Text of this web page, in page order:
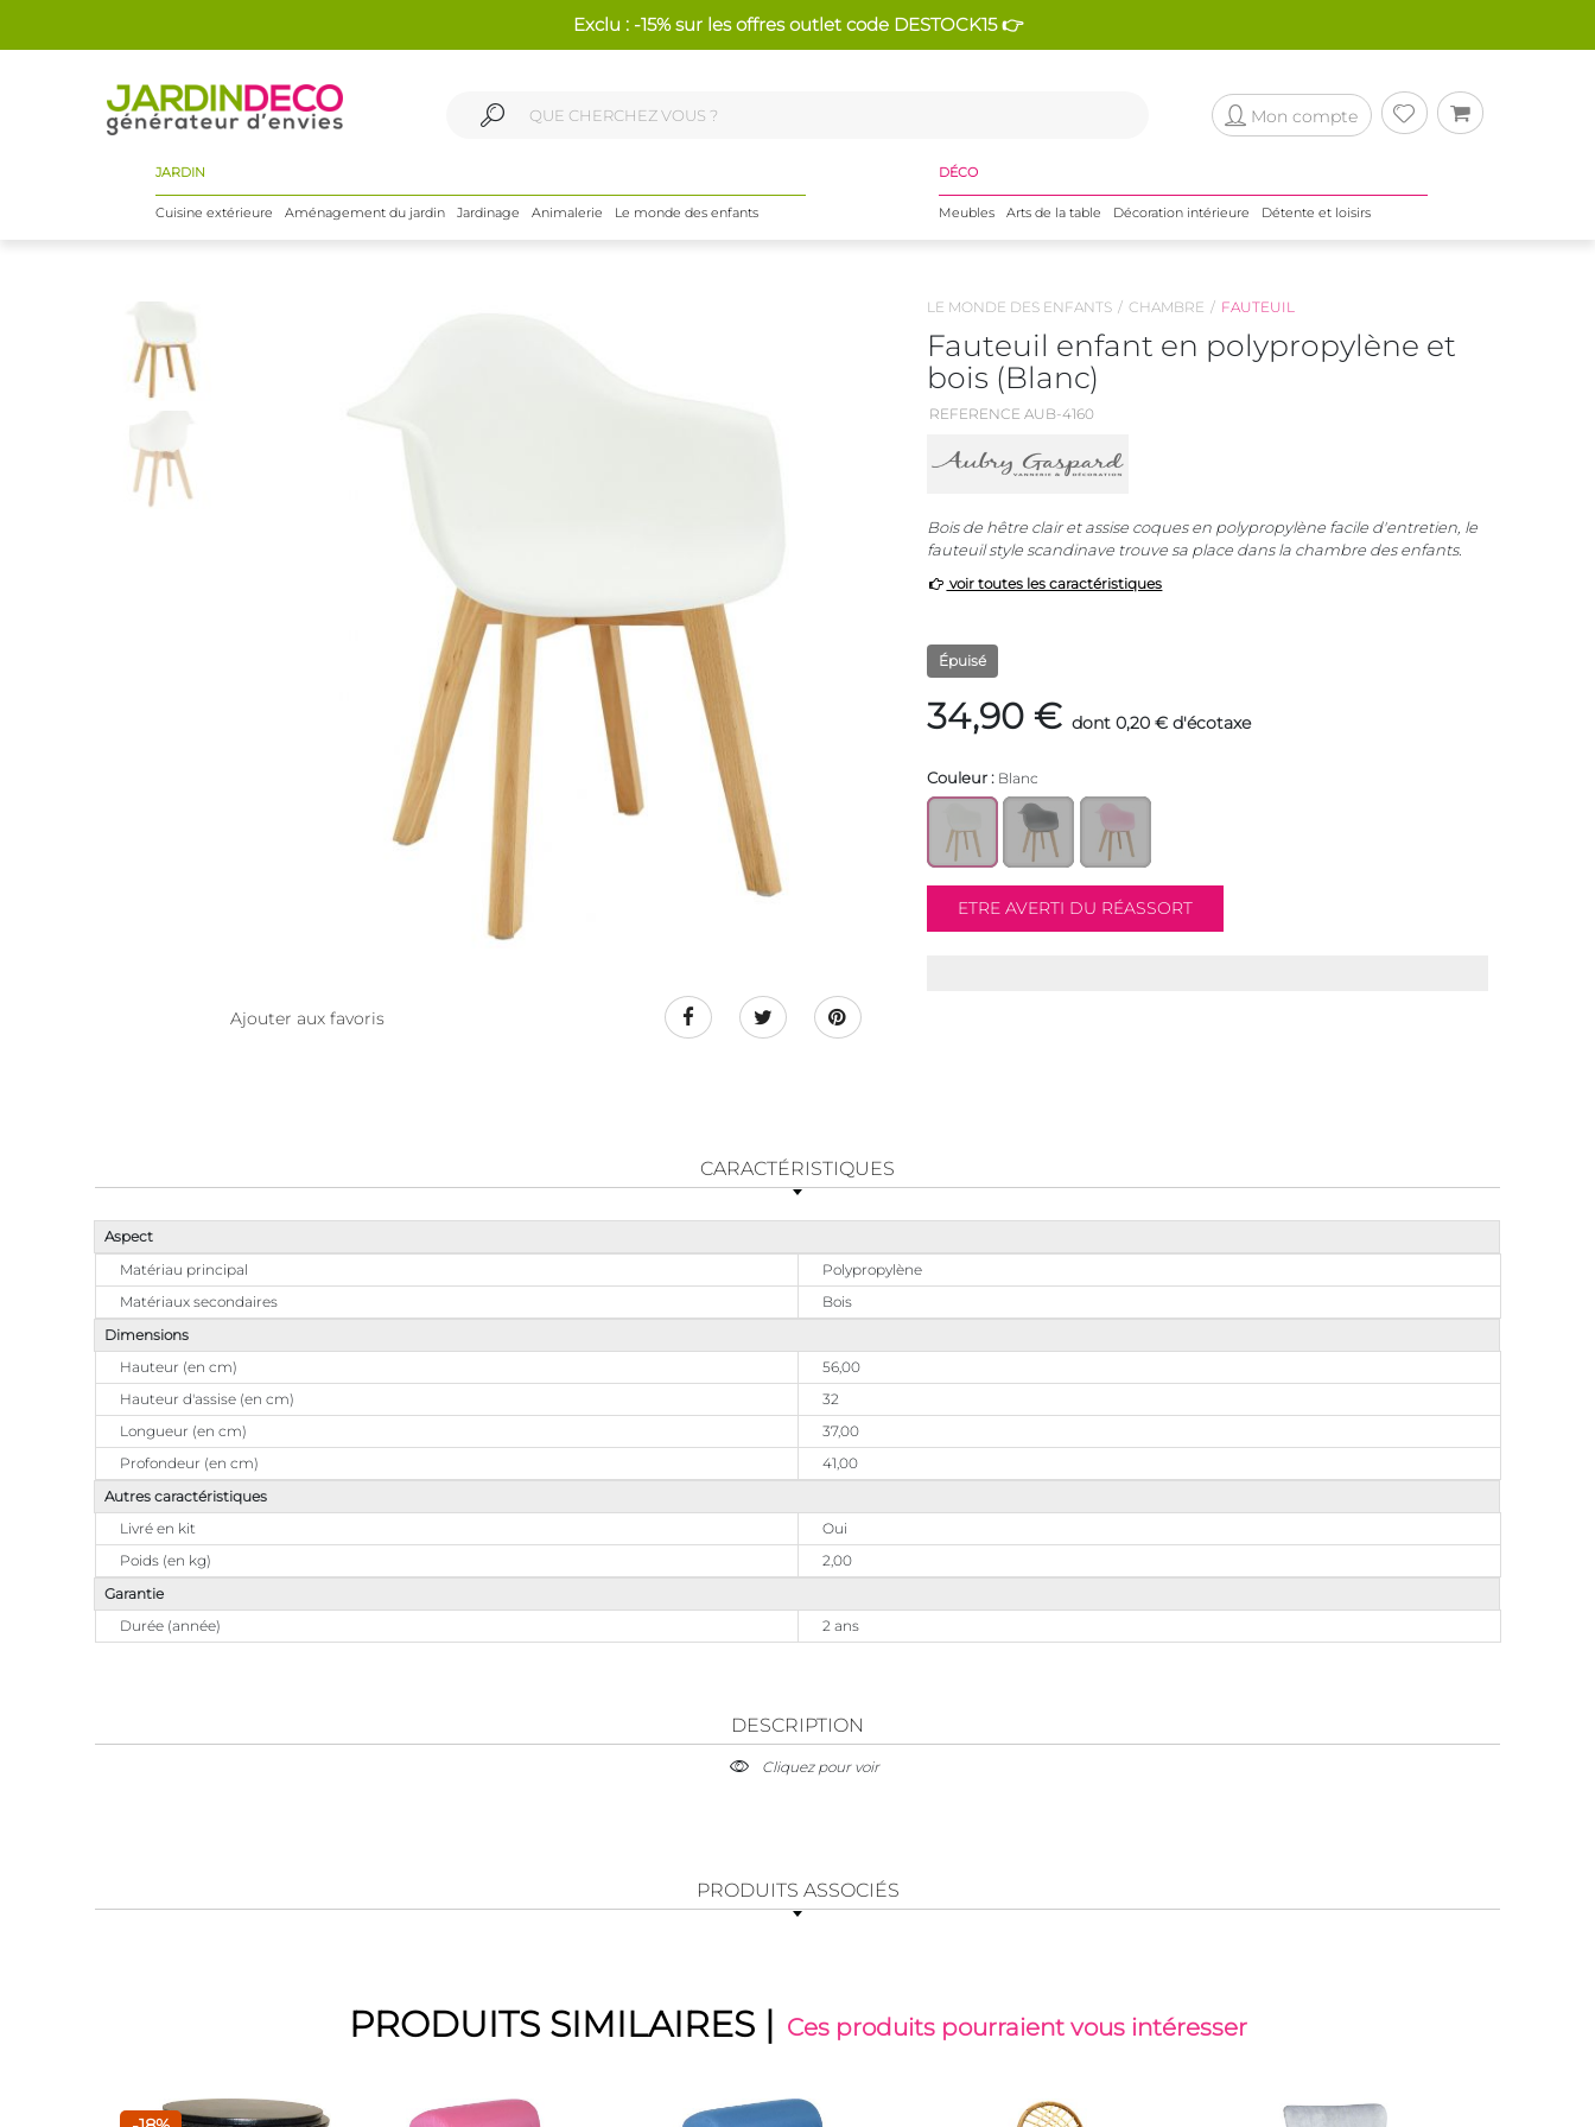
Exclu : -15% sur les offres outlet code DESTOCK15 👉
Mon compte
JARDIN
Cuisine extérieure Aménagement du jardin Jardinage Animalerie Le monde des enfants
DÉCO
Meubles Arts de la table Décoration intérieure Détente et loisirs
Ajouter aux favoris
LE MONDE DES ENFANTS CHAMBRE FAUTEUIL
Fauteuil enfant en polypropylène et
bois (Blanc)
REFERENCE AUB-4160
Bois de hêtre clair et assise coques en polypropylène facile d'entretien, le
fauteuil style scandinave trouve sa place dans la chambre des enfants.
voir toutes les caractéristiques
Épuisé
34,90 € dont 0,20 € d'écotaxe
Couleur : Blanc
CARACTÉRISTIQUES
Aspect
Matériau principal
Polypropylène
Matériaux secondaires
Bois
Dimensions
Hauteur (en cm)
56,00
Hauteur d'assise (en cm)
32
Longueur (en cm)
37,00
Profondeur (en cm)
41,00
Autres caractéristiques
Livré en kit
Oui
Poids (en kg)
2,00
Garantie
Durée (année)
2 ans
DESCRIPTION
Cliquez pour voir
PRODUITS ASSOCIÉS
PRODUITS SIMILAIRES | Ces produits pourraient vous intéresser